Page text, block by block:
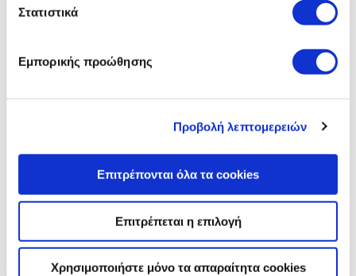
Στατιστικά
Εμπορικής προώθησης
Προβολή λεπτομερειών
Επιτρέπονται όλα τα cookies
Επιτρέπεται η επιλογή
Χρησιμοποιήστε μόνο τα απαραίτητα cookies
ΣΥΝΔΕΘΕΙΤΕ ΣΤΟ ΛΟΓΑΡΙΑΣΜΟ
προσαρμόσετε τις προτιμήσεις σας και να διαχειριστείτε τα
MY JAGUAR INCONTROL